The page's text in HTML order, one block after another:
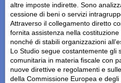
altre imposte indirette. Sono
cessione di beni o servizi
Attraverso il collegamento diretto
fornita assistenza nella
nonché di stabili organizzazioni
Lo Studio segue costantemente gli
comunitaria in materia fiscale con
nuove direttive e regolamenti e
della Commissione Europea e